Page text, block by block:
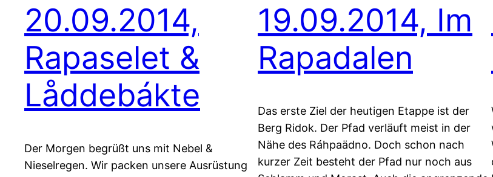
20.09.2014,
Rapaselet &
Låddebákte
Der Morgen begrüßt uns mit Nebel &
Nieselregen. Wir packen unsere Ausrüstung
19.09.2014, Im
Rapadalen
Das erste Ziel der heutigen Etappe ist der
Berg Ridok. Der Pfad verläuft meist in der
Nähe des Ráhpaädno. Doch schon nach
kurzer Zeit besteht der Pfad nur noch aus